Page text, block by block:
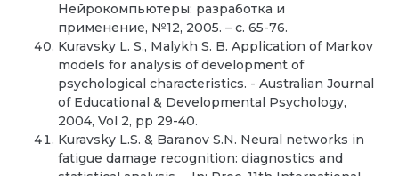
Нейрокомпьютеры: разработка и
применение, №12, 2005. – с. 65-76.
Kuravsky L. S., Malykh S. B. Application of Markov
models for analysis of development of
psychological characteristics. - Australian Journal
of Educational & Developmental Psychology,
2004, Vol 2, pp 29-40.
Kuravsky L.S. & Baranov S.N. Neural networks in
fatigue damage recognition: diagnostics and